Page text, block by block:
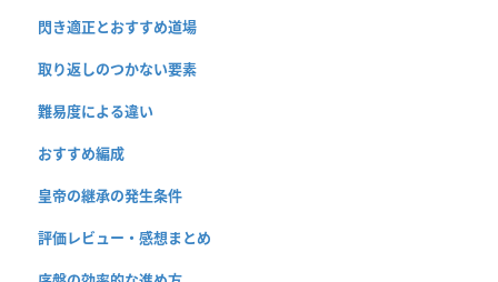
閃き適正とおすすめ道場
取り返しのつかない要素
難易度による違い
おすすめ編成
皇帝の継承の発生条件
評価レビュー・感想まとめ